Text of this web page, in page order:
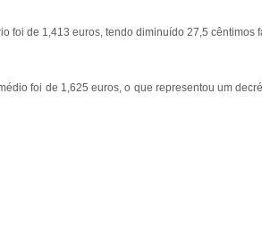
foi de 1,413 euros, tendo diminuído 27,5 cêntimos
foi de 1,625 euros, o que representou um